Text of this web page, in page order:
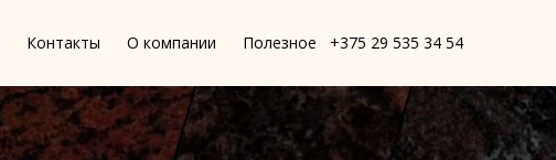
Контакты О компании Полезное +375 29 535 34 54